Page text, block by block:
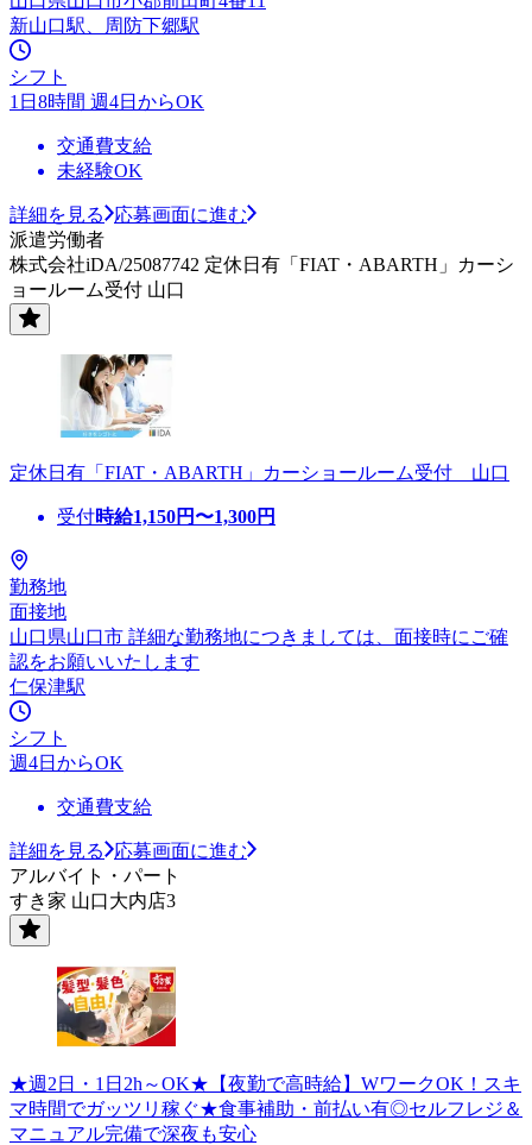
新山口駅、周防下郷駅
シフト
1日8時間 週4日からOK
交通費支給
未経験OK
詳細を見る
応募画面に進む
派遣労働者
株式会社iDA/25087742 定休日有「FIAT・ABARTH」カーシ
ョールーム受付 山口
定休日有「FIAT・ABARTH」カーショールーム受付 山口
受付時給1,150円〜1,300円
勤務地
面接地
山口県山口市 詳細な勤務地につきましては、面接時にご確
認をお願いいたします
仁保津駅
シフト
週4日からOK
交通費支給
詳細を見る
応募画面に進む
アルバイト・パート
すき家 山口大内店3
★週2日・1日2h～OK★【夜勤で高時給】WワークOK！スキ
マ時間でガッツリ稼ぐ★食事補助・前払い有◎セルフレジ＆
マニュアル完備で深夜も安心